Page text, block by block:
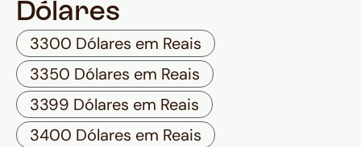
Dólares
3300 Dólares em Reais
3350 Dólares em Reais
3399 Dólares em Reais
3400 Dólares em Reais